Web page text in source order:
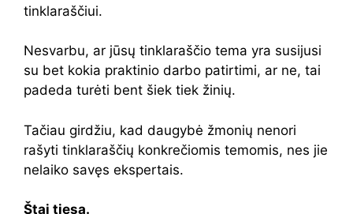
tinklaraščiui.
Nesvarbu, ar jūsų tinklaraščio tema yra susijusi
su bet kokia praktinio darbo patirtimi, ar ne, tai
padeda turėti bent šiek tiek žinių.
Tačiau girdžiu, kad daugybė žmonių nenori
rašyti tinklaraščių konkrečiomis temomis, nes jie
nelaiko savęs ekspertais.
Štai tiesa.